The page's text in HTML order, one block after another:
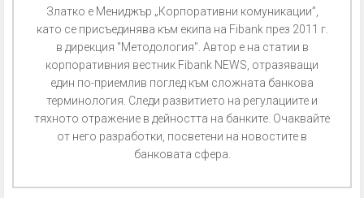
Златко е Мениджър „Корпоративни комуникации”,
като се присъединява към екипа на Fibank през 2011 г.
в дирекция "Методология". Автор е на статии в
корпоративния вестник Fibank NEWS, отразяващи
един по-приемлив поглед към сложната банкова
терминология. Следи развитието на регулациите и
тяхното отражение в дейността на банките. Очаквайте
от него разработки, посветени на новостите в
банковата сфера.